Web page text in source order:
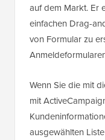
auf dem Markt. Er
einfachen Drag-
von Formular zu
Wenn Sie die mit
mit
ausgewählten